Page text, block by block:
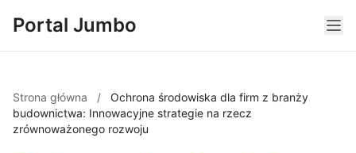
Portal Jumbo
Strona główna /
Ochrona środowiska dla firm z branży
budownictwa: Innowacyjne strategie na rzecz
zrównoważonego rozwoju